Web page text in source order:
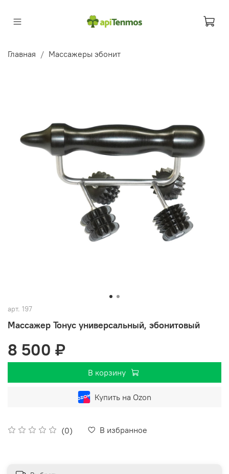
Главная Массажеры эбонит
арт. 197
Массажер Тонус универсальный, эбонитовый
(0) В избранное
8 500 ₽
В корзину
Купить на Ozon